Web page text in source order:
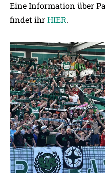
Eine Information über
findet ihrHIER.